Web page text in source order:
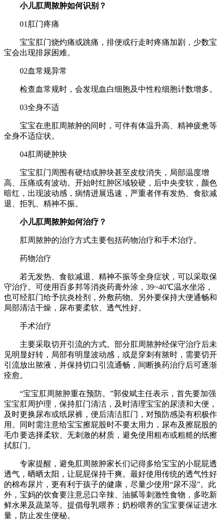
小儿肛周脓肿如何识别？
01肛门疼痛
宝宝肛门烧灼痛或跳痛，排便或行走时疼痛加剧，少数宝
宝会出现排尿困难。
02血常规异常
检查血常规时，会发现血白细胞及中性粒细胞计数增多。
03全身不适
宝宝在患肛周脓肿的同时，可伴有体温升高、精神疲惫等
全身不适症状。
04肛周硬肿块
宝宝肛门周围有硬结或肿块甚至皮纹消失，局部温度增
高、压痛或有波动。开始时红肿区域较硬，后中央变软，颜色
暗红，出现波动感，病情进展迅速，严重者伴有发热、食欲减
退、拒乳、精神不振。
小儿肛周脓肿如何治疗？
肛周脓肿的治疗方式主要包括药物治疗和手术治疗。
药物治疗
若无发热、食欲减退、精神不振等全身症状，可以采取保
守治疗。可使用百多邦等消炎药膏外涂，39~40℃温水坐浴，
也可经肛门给予抗炎栓剂，外敷药物。另外要保持大便通畅和
局部清洁干燥，尿布要柔软、透气性好。
手术治疗
主要采取切开引流的方式。部分肛周脓肿经保守治疗后未
见明显好转，局部有明显波动感，或是穿刺有脓时，需要切开
引流放出脓液，并保持切口引流通畅，间断换药治疗后可逐渐
痊愈。
“宝宝肛周脓肿重在预防。”郭俊斌主任表示，首先要加强
宝宝肛周护理，保持肛门清洁，及时清理宝宝的尿渍和大便，
及时更换尿布或纸尿裤，便后清洁肛门，对预防感染有积极作
用。同时需注意给宝宝擦屁股时不要太用力，尿布及擦屁股的
毛巾要选择柔软、无刺激的材质，避免使用粗布或粗糙的纸擦
拭肛门。
专家提醒，避免肛周脓肿家长们记得多给宝宝的小屁屁透
透气，晒晒太阳，让屁屁保持干爽。最好使用传统的透气性好
的棉布尿片，更有利于孩子的健康，尽量少使用“尿不湿”。此
外，宝妈的饮食要注意忌口辛辣、油腻等刺激性食物，多吃新
鲜水果及蔬菜等。提倡母乳喂养；奶粉喂养的宝宝要保证进水
量，防止发生便秘。